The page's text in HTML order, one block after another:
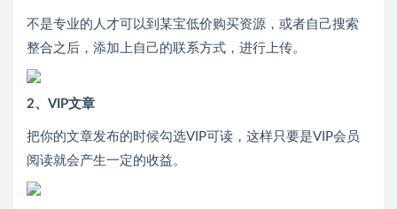
不是专业的人才可以到某宝低价购买资源，或者自己搜索
整合之后，添加上自己的联系方式，进行上传。
2、VIP文章
把你的文章发布的时候勾选VIP可读，这样只要是VIP会员
阅读就会产生一定的收益。